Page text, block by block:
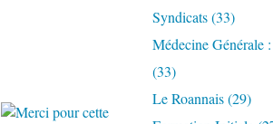
Syndicats(33)
Médecine Générale
(33)
Le Roannais(29)